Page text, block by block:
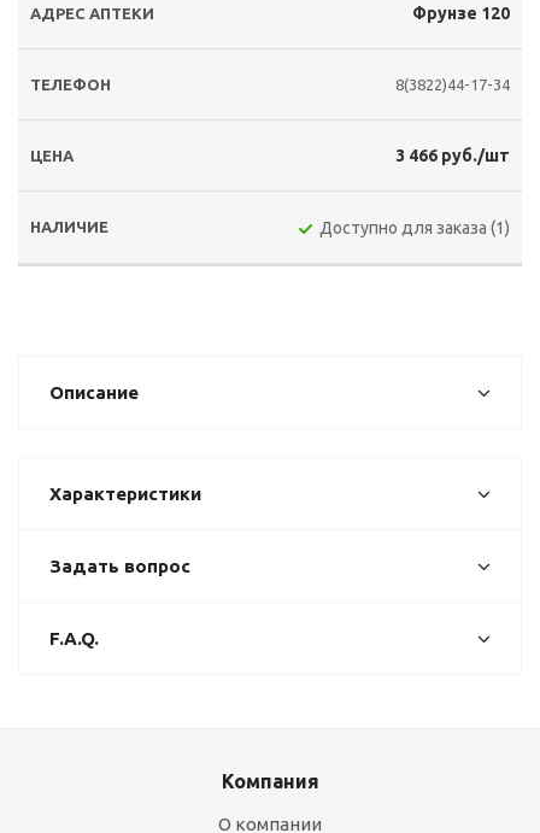
Фрунзе 120
8(3822)44-17-34
3 466 руб./шт
Доступно для заказа (1)
Описание
Характеристики
Задать вопрос
F.A.Q.
Компания
О компании